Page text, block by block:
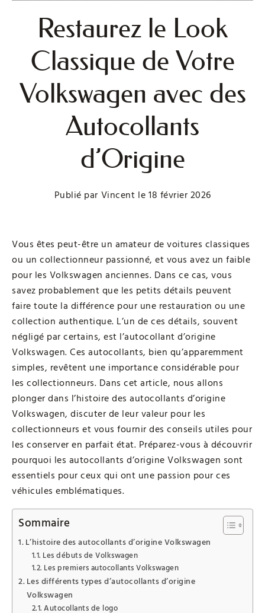
Restaurez le Look
Classique de Votre
Volkswagen avec des
Autocollants
d’Origine
Publié par Vincent le 18 février 2026
Vous êtes peut-être un amateur de voitures classiques
ou un collectionneur passionné, et vous avez un faible
pour les Volkswagen anciennes. Dans ce cas, vous
savez probablement que les petits détails peuvent
faire toute la différence pour une restauration ou une
collection authentique. L’un de ces détails, souvent
négligé par certains, est l’autocollant d’origine
Volkswagen. Ces autocollants, bien qu’apparemment
simples, revêtent une importance considérable pour
les collectionneurs. Dans cet article, nous allons
plonger dans l’histoire des autocollants d’origine
Volkswagen, discuter de leur valeur pour les
collectionneurs et vous fournir des conseils utiles pour
les conserver en parfait état. Préparez-vous à découvrir
pourquoi les autocollants d’origine Volkswagen sont
essentiels pour ceux qui ont une passion pour ces
véhicules emblématiques.
Sommaire
L’histoire des autocollants d’origine Volkswagen
Les débuts de Volkswagen
Les premiers autocollants Volkswagen
Les différents types d’autocollants d’origine
Volkswagen
Autocollants de logo